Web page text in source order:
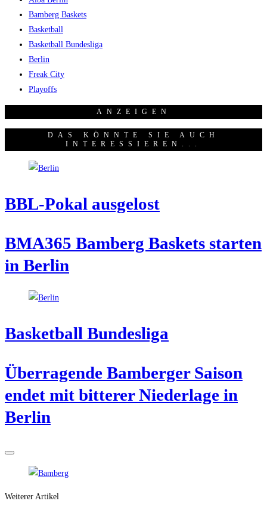
Bamberg Baskets
Basketball
Basketball Bundesliga
Berlin
Freak City
Playoffs
ANZEI­GEN
DAS KÖNNTE SIE AUCH
INTERESSIEREN...
BBL-Pokal aus­ge­lost
BMA365 Bam­berg Bas­kets star­ten
in Berlin
Bas­ket­ball Bundesliga
Über­ra­gen­de Bam­ber­ger Sai­son
endet mit bit­te­rer Nie­der­la­ge in
Berlin
Weiterer Artikel